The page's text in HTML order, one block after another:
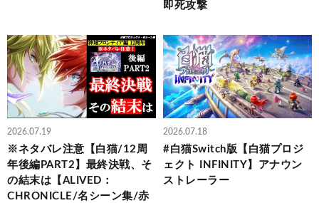
即死攻撃
2026.07.19
※ネタバレ注意【白猫/12周
年後編PART2】最終決戦、そ
の結末は【ALIVED：
CHRONICLE/名シーン集/赤
2026.07.18
#白猫Switch版【白猫プロジ
ェクト INFINITY】アナウン
ストレーラー